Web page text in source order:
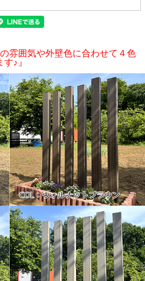
雰囲気や外壁色に合わせて４色
♪』